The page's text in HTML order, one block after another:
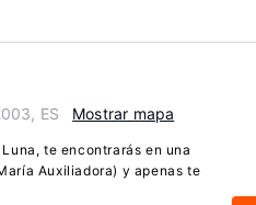
ES Mostrar mapa
te encontrarás en una
Auxiliadora) y apenas te